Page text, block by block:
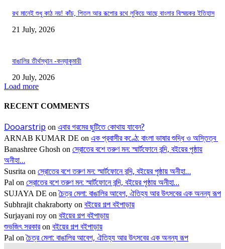
রথ মানেই শুধু কাঠ নয়! কাঁচ, পিতল আর রূপোর রথে লুকিয়ে আছে বাংলার বিস্ময়কর ইতিহাস
21 July, 2026
বাঙালির তীর্থস্থান -কন্যাকুমারী
20 July, 2026
Load more
RECENT COMMENTS
Dooarstrip on এবার গরমের ছুটিতে কোথায় যাবেন?
ARNAB KUMAR DE on এক প্রবাসীর কণ্ঠে: বাংলা ভাষার শুদ্ধি ও অস্তিত্ব
Banashree Ghosh on স্রোতের বশে তরুণ মন: স্মার্টফোনে বন্দি, বইয়ের পৃষ্ঠায়
অনীহা…
Susrita on স্রোতের বশে তরুণ মন: স্মার্টফোনে বন্দি, বইয়ের পৃষ্ঠায় অনীহা…
Pal on স্রোতের বশে তরুণ মন: স্মার্টফোনে বন্দি, বইয়ের পৃষ্ঠায় অনীহা…
SUJAYA DE onচৈত্র মেলা: বাঙালির আবেগ, ঐতিহ্য আর উৎসবের এক অনন্য রূপ
Subhrajit chakraborty on বইয়ের গল্প বইপাড়ায়
Surjayani roy on বইয়ের গল্প বইপাড়ায়
শুভজিৎ সরকারon বইয়ের গল্প বইপাড়ায়
Pal onচৈত্র মেলা: বাঙালির আবেগ, ঐতিহ্য আর উৎসবের এক অনন্য রূপ